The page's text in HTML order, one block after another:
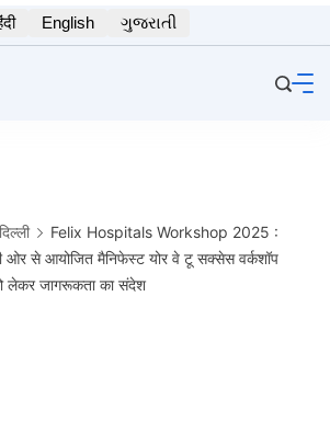
English ગુજરાતી
दिल्ली
Felix Hospitals Workshop 2025 :
ओर से आयोजित मैनिफेस्ट योर वे टू सक्सेस वर्कशॉप
लेकर जागरूकता का संदेश